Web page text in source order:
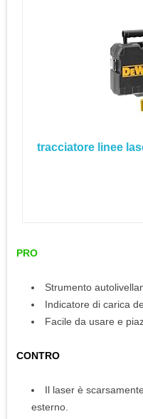
tracciatore linee
PRO
Strumento
Indicatore di carica
Facile da usare e
CONTRO
Il laser è
esterno.